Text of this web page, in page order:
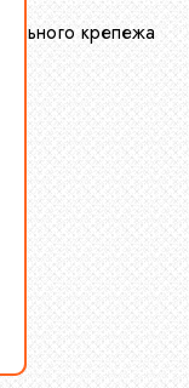
крепежа